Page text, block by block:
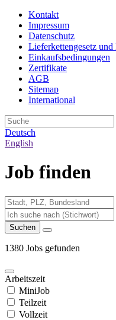
Kontakt
Impressum
Datenschutz
Lieferkettengesetz und
Einkaufsbedingungen
Zertifikate
AGB
Sitemap
International
Deutsch
English
Job finden
Suchen
1380 Jobs gefunden
Arbeitszeit
MiniJob
Teilzeit
Vollzeit